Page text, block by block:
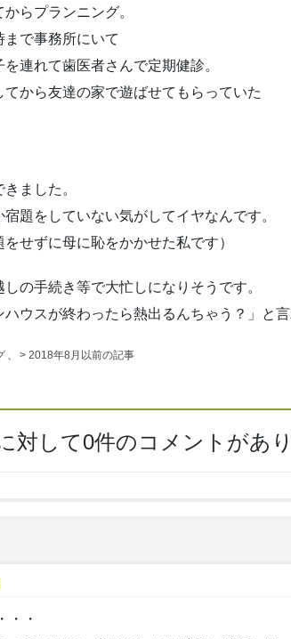
らプランニング。
で事務所にいて
連れて歯医者さんで定期健診。
から友達の家で遊ばせてもらっていた
ました。
題をしていない気がしてイヤなんです。
せずに母に恥をかかせた私です）
の手続き等で大忙しになりそうです。
ウスが終わったら熱出るんちゃう？」と言
> 2018年8月以前の記事
対して0件のコメントがあり
・・